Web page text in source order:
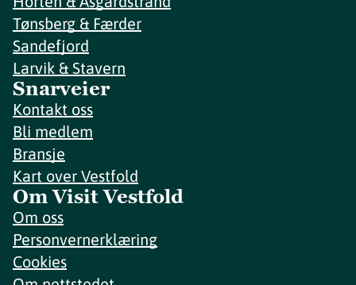
Tønsberg & Færder
Sandefjord
Larvik & Stavern
Snarveier
Kontakt oss
Bli medlem
Bransje
Kart over Vestfold
Om Visit Vestfold
Om oss
Personvernerklæring
Cookies